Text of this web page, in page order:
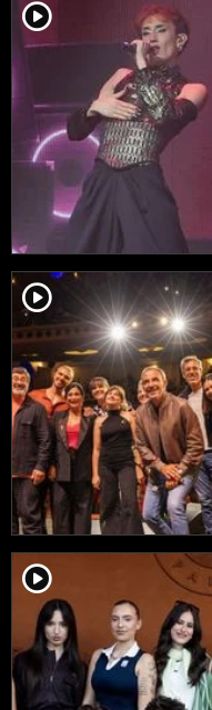
player2
player2
player2